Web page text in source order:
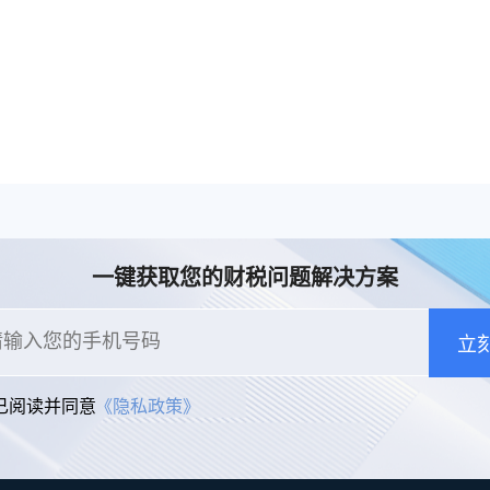
一键获取您的财税问题解决方案
立
阅读并同意《隐私政策》